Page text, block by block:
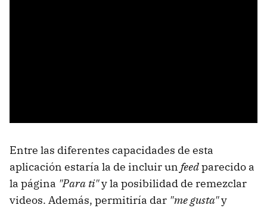
Entre las diferentes capacidades de esta
aplicación estaría la de incluir un feedparecido a
la página "Para ti"y la posibilidad de remezclar
videos. Además, permitiría dar "me gusta"y